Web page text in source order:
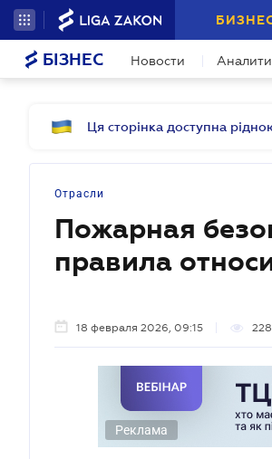
БІЗНЕС Новости
Ця сторінка доступна
Отрасли
Пожарная
правила
18 февраля 2026, 09:15
Реклама